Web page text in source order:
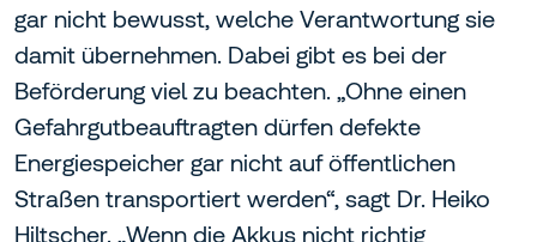
gar nicht bewusst, welche Verantwortung sie
damit übernehmen. Dabei gibt es bei der
Beförderung viel zu beachten. „Ohne einen
Gefahrgutbeauftragten dürfen defekte
Energiespeicher gar nicht auf öffentlichen
Straßen transportiert werden“, sagt Dr. Heiko
Hiltscher. „Wenn die Akkus nicht richtig